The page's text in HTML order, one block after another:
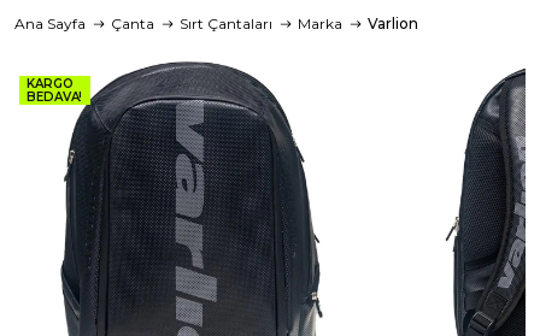
Ana Sayfa Çanta Sırt Çantaları Marka Varlion
KARGO
BEDAVA!